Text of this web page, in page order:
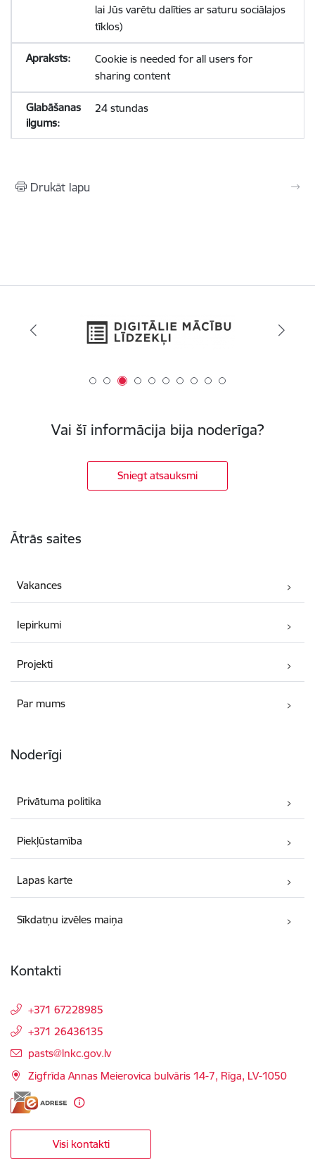
lai Jūs varētu dalīties ar saturu sociālajos
tīklos)
Cookie is needed for all users for
sharing content
24 stundas
Drukāt lapu
Vai šī informācija bija noderīga?
Sniegt atsauksmi
Ātrās saites
Vakances
Iepirkumi
Projekti
Par mums
Noderīgi
Privātuma politika
Piekļūstamība
Lapas karte
Sīkdatņu izvēles maiņa
Kontakti
+371 67228985
+371 26436135
E-pasts:
pasts@lnkc.gov.lv
Zigfrīda Annas Meierovica bulvāris 14-7, Rīga, LV-1050
Visi kontakti